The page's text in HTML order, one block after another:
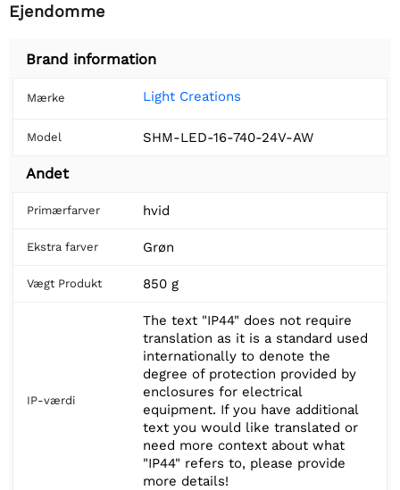
Ejendomme
Brand information
Mærke Light Creations
Model SHM-LED-16-740-24V-AW
Andet
Primærfarver hvid
Ekstra farver Grøn
Vægt Produkt 850 g
IP-værdi
The text "IP44" does not require
translation as it is a standard used
internationally to denote the
degree of protection provided by
enclosures for electrical
equipment. If you have additional
text you would like translated or
need more context about what
"IP44" refers to, please provide
more details!